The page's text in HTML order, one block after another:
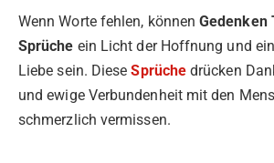
Wenn Worte fehlen, könnenGedenken
Sprüche ein Licht der Hoffnung und
Liebe sein. DieseSprüche drücken
und ewige Verbundenheit mit den
schmerzlich vermissen.